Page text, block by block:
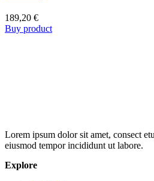
189,20 €
Buy product
Lorem ipsum dolor sit amet, consect
eiusmod tempor incididunt ut labore.
Explore